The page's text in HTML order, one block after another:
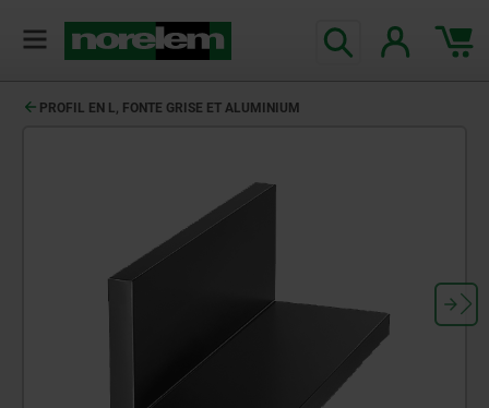
PROFIL EN L, FONTE GRISE ET ALUMINIUM